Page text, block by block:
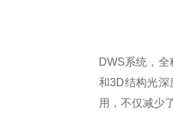
DWS系统，
和3D结构光深
用，不仅减少